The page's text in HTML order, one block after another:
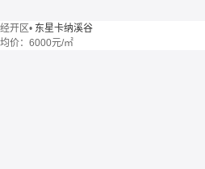
经开区• 东星卡纳溪谷
均价： 6000元/㎡